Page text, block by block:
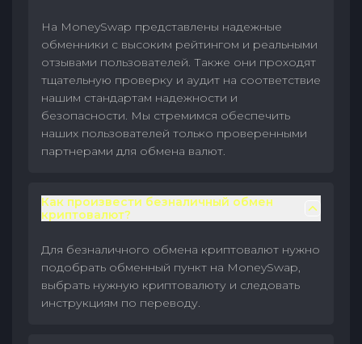
На MoneySwap представлены надежные
обменники с высоким рейтингом и реальными
отзывами пользователей. Также они проходят
тщательную проверку и аудит на соответствие
нашим стандартам надежности и
безопасности. Мы стремимся обеспечить
наших пользователей только проверенными
партнерами для обмена валют.
Как произвести безналичный обмен
криптовалют?
Для безналичного обмена криптовалют нужно
подобрать обменный пункт на MoneySwap,
выбрать нужную криптовалюту и следовать
инструкциям по переводу.